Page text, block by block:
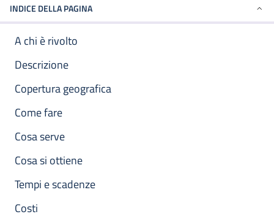
INDICE DELLA PAGINA
A chi è rivolto
Descrizione
Copertura geografica
Come fare
Cosa serve
Cosa si ottiene
Tempi e scadenze
Costi